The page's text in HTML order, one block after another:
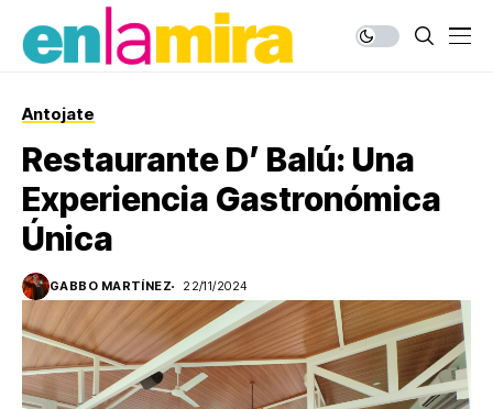
Antojate
Restaurante D’ Balú: Una
Experiencia Gastronómica
Única
GABBO MARTÍNEZ 22/11/2024